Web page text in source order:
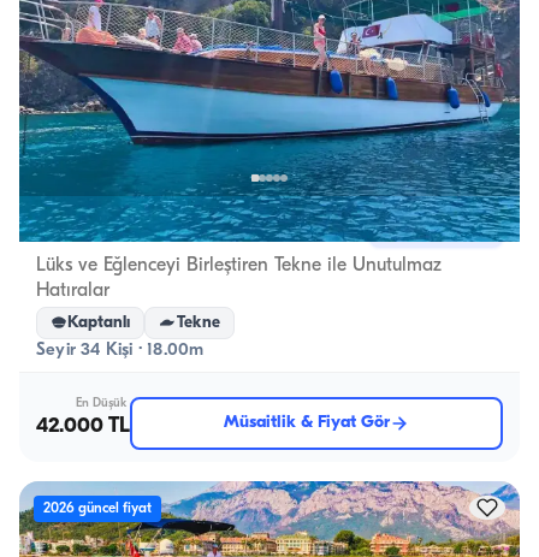
Kemer, Antalya 5.0(1 yorum)
Lüks ve Eğlenceyi Birleştiren Tekne ile Unutulmaz
Hatıralar
Kaptanlı Tekne
Seyir 34 Kişi · 18.00m
En Düşük
42.000 TL Müsaitlik & Fiyat Gör
2026 güncel fiyat